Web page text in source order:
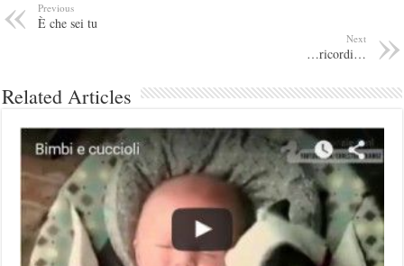
Previous
È che sei tu
Next
…ricordi…
Related Articles